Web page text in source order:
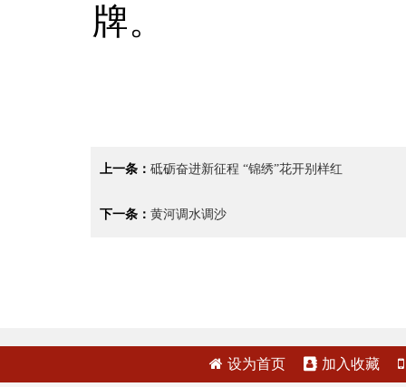
牌。
上一条： 砥砺奋进新征程 “锦绣”花开别样红
下一条： 黄河调水调沙
设为首页 加入收藏